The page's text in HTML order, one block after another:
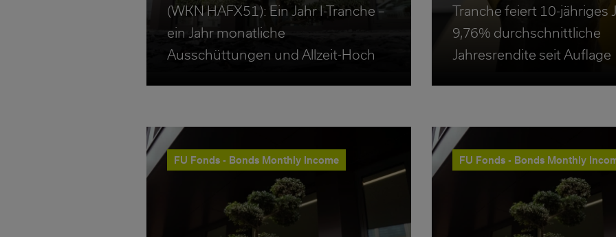
(WKN HAFX51): Ein Jahr I-Tranche –
ein Jahr monatliche
Ausschüttungen und Allzeit-Hoch
Tranche feiert 10-jähriges
9,76% durchschnittliche
Jahresrendite seit Auflage
FU Fonds - Bonds Monthly Income FU Fonds - Bonds Monthly